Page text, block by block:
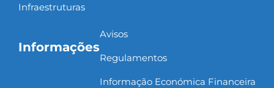
Infraestruturas
Informações
Avisos
Regulamentos
Informação Económica Financeira